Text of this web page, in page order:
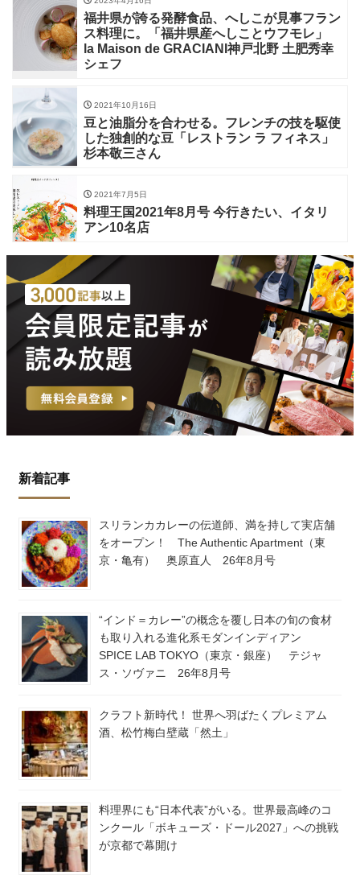
福井県が誇る発酵食品、へしこが見事フラン
ス料理に。「福井県産へしことウフモレ」
la Maison de GRACIANI神戸北野 土肥秀幸
シェフ
2021年10月16日
豆と油脂分を合わせる。フレンチの技を駆使
した独創的な豆「レストラン ラ フィネス」
杉本敬三さん
2021年7月5日
料理王国2021年8月号 今行きたい、イタリ
アン10名店
新着記事
スリランカカレーの伝道師、満を持して実店舗
をオープン！ The Authentic Apartment（東
京・亀有） 奥原直人 26年8月号
“インド＝カレー”の概念を覆し日本の旬の食材
も取り入れる進化系モダンインディアン
SPICE LAB TOKYO（東京・銀座） テジャ
ス・ソヴァニ 26年8月号
クラフト新時代！ 世界へ羽ばたくプレミアム
酒、松竹梅白壁蔵「然土」
料理界にも“日本代表”がいる。世界最高峰のコ
ンクール「ボキューズ・ドール2027」への挑戦
が京都で幕開け